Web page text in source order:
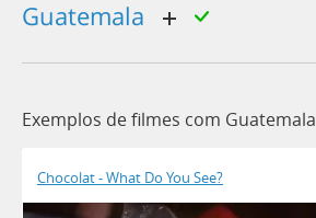
Guatemala
Exemplos de filmes com Guatemala
Chocolat - What Do You See?